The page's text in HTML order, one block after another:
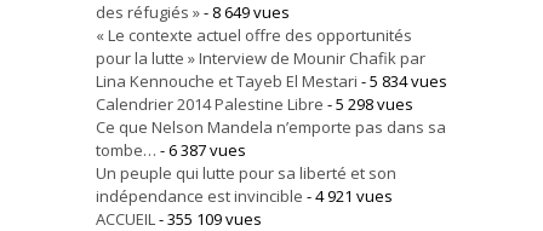
des réfugiés »- 8 649 vues
« Le contexte actuel offre des opportunités
pour la lutte » Interview de Mounir Chafik par
Lina Kennouche et Tayeb El Mestari - 5 834 vues
Calendrier 2014 Palestine Libre - 5 298 vues
Ce que Nelson Mandela n’emporte pas dans sa
tombe… - 6 387 vues
Un peuple qui lutte pour sa liberté et son
indépendance est invincible - 4 921 vues
ACCUEIL - 355 109 vues